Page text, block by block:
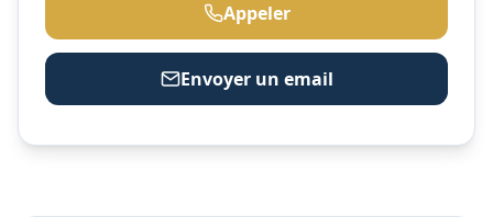
Appeler
Envoyer un email